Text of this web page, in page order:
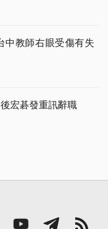
中教師右眼受傷有失
宏碁發重訊辭職